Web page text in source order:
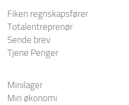
Fiken regnskapsfører
Totalentreprenør
Sende brev
Tjene Penger
Minilager
Min økonomi